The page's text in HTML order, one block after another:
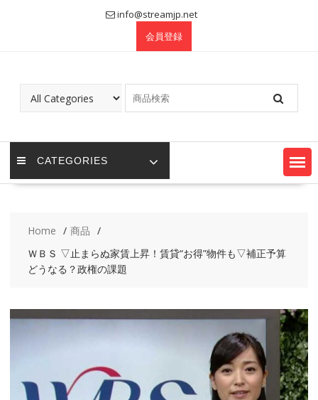
info@streamjp.net
会員登録
CATEGORIES
Home
商品
ＷＢＳ ▽止まらぬ家賃上昇！賃貸“お得”物件も▽補正予算
どうなる？政権の課題